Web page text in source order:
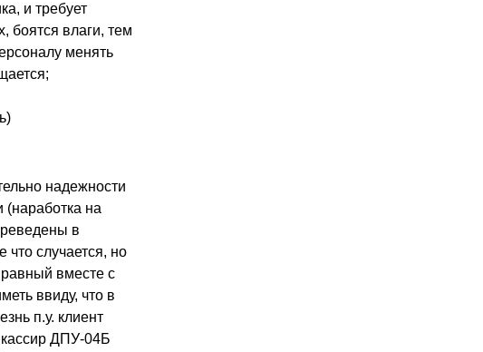
и требует
боятся влаги, тем
менять
надежности
(наработка на
в
случается, но
вместе с
ввиду, что в
п.у. клиент
ДПУ-04Б